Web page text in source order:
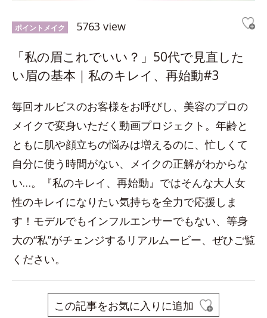
ポイントメイク 5763 view
「私の眉これでいい？」50代で見直した
い眉の基本｜私のキレイ、再始動#3
毎回オルビスのお客様をお呼びし、美容のプロの
メイクで変身いただく動画プロジェクト。年齢と
ともに肌や顔立ちの悩みは増えるのに、忙しくて
自分に使う時間がない、メイクの正解がわからな
い…。『私のキレイ、再始動』ではそんな大人女
性のキレイになりたい気持ちを全力で応援しま
す！モデルでもインフルエンサーでもない、等身
大の“私”がチェンジするリアルムービー、ぜひご覧
ください。
この記事をお気に入りに追加